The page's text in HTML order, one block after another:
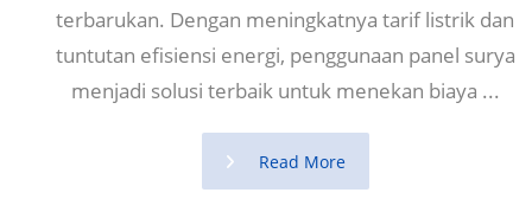
terbarukan. Dengan meningkatnya tarif listrik dan
tuntutan efisiensi energi, penggunaan panel surya
menjadi solusi terbaik untuk menekan biaya ...
Read More